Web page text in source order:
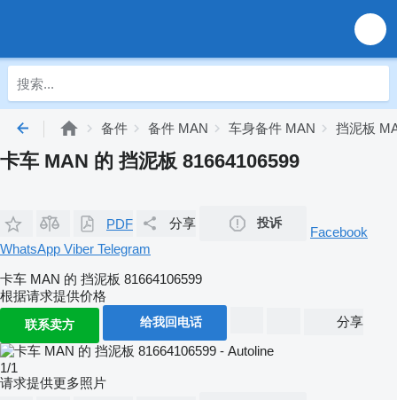
备件 备件 MAN 车身备件 MAN 挡泥板
卡车 MAN 的 挡泥板 81664106599
PDF 分享 投诉
Facebook
WhatsApp Viber Telegram
卡车 MAN 的 挡泥板 81664106599
根据请求提供价格
联系卖方 给我回电话 分享
1/1
请求提供更多照片